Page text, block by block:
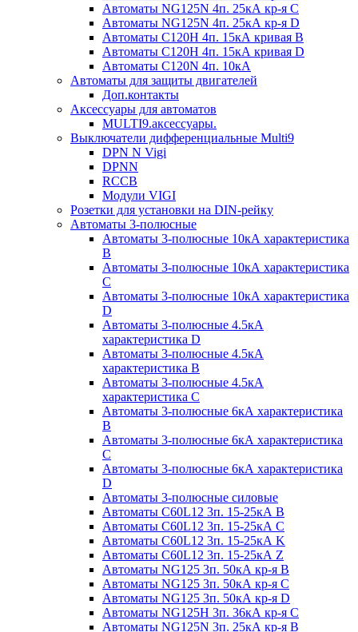
Автоматы NG125N 4п. 25кА кр-я C
Автоматы NG125N 4п. 25кА кр-я D
Автоматы С120H 4п. 15кА кривая B
Автоматы С120H 4п. 15кА кривая D
Автоматы С120N 4п. 10кА
Автоматы для защиты двигателей
Доп.контакты
Аксессуары для автоматов
MULTI9.аксессуары.
Выключатели дифференциальные Multi9
DPN N Vigi
DPNN
RCCB
Модули VIGI
Розетки для установки на DIN-рейку
Автоматы 3-полюсные
Автоматы 3-полюсные 10кА характеристика
B
Автоматы 3-полюсные 10кА характеристика
C
Автоматы 3-полюсные 10кА характеристика
D
Автоматы 3-полюсные 4.5кА
характеристика D
Автоматы 3-полюсные 4.5кА
характеристика В
Автоматы 3-полюсные 4.5кА
характеристика С
Автоматы 3-полюсные 6кА характеристика
B
Автоматы 3-полюсные 6кА характеристика
C
Автоматы 3-полюсные 6кА характеристика
D
Автоматы 3-полюсные силовые
Автоматы C60L12 3п. 15-25кА B
Автоматы C60L12 3п. 15-25кА C
Автоматы C60L12 3п. 15-25кА K
Автоматы C60L12 3п. 15-25кА Z
Автоматы NG125 3п. 50кА кр-я B
Автоматы NG125 3п. 50кА кр-я C
Автоматы NG125 3п. 50кА кр-я D
Автоматы NG125H 3п. 36кА кр-я C
Автоматы NG125N 3п. 25кА кр-я B